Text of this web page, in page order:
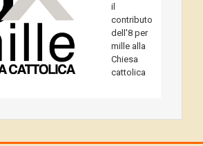
il
contributo
dell'8 per
mille alla
Chiesa
cattolica